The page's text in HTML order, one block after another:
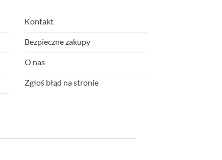
Kontakt
Bezpieczne zakupy
O nas
Zgłoś błąd na stronie